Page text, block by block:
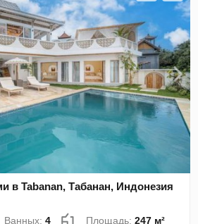
в Tabanan, Табанан, Индонезия
Ванных:4 Площадь:247 м²